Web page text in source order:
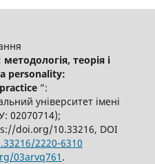
теорія і
personality:
”:
університет імені
02070714);
doi.org/10.33216, DOI
2220-6310
03arvq761 .